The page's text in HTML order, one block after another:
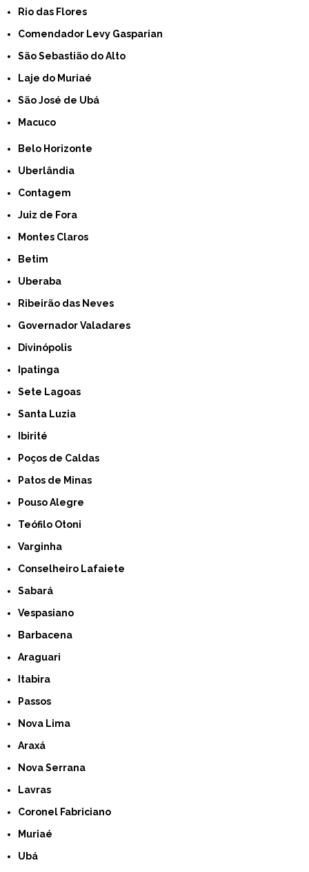
Rio das Flores
Comendador Levy Gasparian
São Sebastião do Alto
Laje do Muriaé
São José de Ubá
Macuco
Belo Horizonte
Uberlândia
Contagem
Juiz de Fora
Montes Claros
Betim
Uberaba
Ribeirão das Neves
Governador Valadares
Divinópolis
Ipatinga
Sete Lagoas
Santa Luzia
Ibirité
Poços de Caldas
Patos de Minas
Pouso Alegre
Teófilo Otoni
Varginha
Conselheiro Lafaiete
Sabará
Vespasiano
Barbacena
Araguari
Itabira
Passos
Nova Lima
Araxá
Nova Serrana
Lavras
Coronel Fabriciano
Muriaé
Ubá